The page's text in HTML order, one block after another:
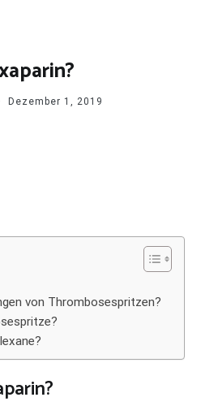
Dezember 1, 2019
von Thrombosespritzen?